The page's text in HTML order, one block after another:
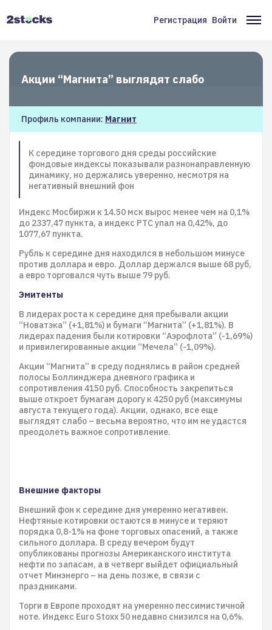
Меню
учётной
пользователя
Регистрация Войти
Акции “Магнита” выглядят слабо
Профиль компании: Магнит
К середине торгового дня среды российские
фондовые индексы показывали разнонаправленную
динамику, но держались уверенно, несмотря на
негативный внешний фон
Индекс Мосбиржи к 14.50 мск вырос менее чем на 0,1%
до 2337,47 пункта, а индекс РТС упал на 0,42%, до
1077,67 пункта.
Рубль к середине дня находился в небольшом минусе
против доллара и евро. Доллар держался выше 68 руб,
а евро торговался чуть выше 79 руб.
Эмитенты
В лидерах роста к середине дня пребывали акции
“Новатэка” (+1,81%) и бумаги “Магнита” (+1,81%). В
лидерах падения были котировки “Аэрофлота” (-1,69%)
и привилегированные акции “Мечела” (-1,09%).
Акции “Магнита” в среду поднялись в район средней
полосы Боллинджера дневного графика и
сопротивления 4150 руб. Способность закрепиться
выше откроет бумагам дорогу к 4250 руб (максимумы
августа текущего года). Акции, однако, все еще
выглядят слабо – весьма вероятно, что им не удастся
преодолеть важное сопротивление.
Внешние факторы
Внешний фон к середине дня умеренно негативен.
Нефтяные котировки остаются в минусе и теряют
порядка 0,8-1% на фоне торговых опасений, а также
сильного доллара. В среду вечером будут
опубликованы прогнозы Американского института
нефти по запасам, а в четверг выйдет официальный
отчет Минэнерго – на день позже, в связи с
праздниками.
Торги в Европе проходят на умеренно пессимистичной
ноте. Индекс Euro Stoxx 50 недавно снизился на 0,6%.